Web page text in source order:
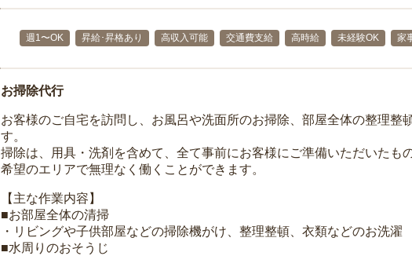
週1〜OK 昇給･昇格あり 高収入可能 交通費支給 高時給 未経験OK 家
お掃除代行
お客様のご自宅を訪問し、お風呂や洗面所のお掃除、部屋全体の整理整
す。
掃除は、用具・洗剤を含めて、全て事前にお客様にご準備いただいたも
希望のエリアで無理なく働くことができます。
【主な作業内容】
■お部屋全体の清掃
・リビングや子供部屋などの掃除機がけ、整理整頓、衣類などのお洗濯
■水周りのおそうじ